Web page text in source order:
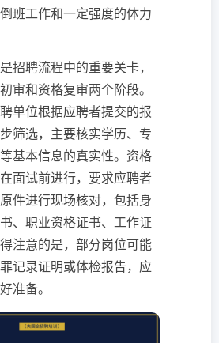
班工作和一定强度的体力
招聘流程中的重要关卡，
审和资格复审两个阶段。
单位根据应聘者提交的报
筛选，主要核实学历、专
基本信息的真实性。资格
面试前进行，要求应聘者
件进行现场核对，包括身
、职业资格证书、工作证
注意的是，部分岗位可能
记录证明或体检报告，应
准备。